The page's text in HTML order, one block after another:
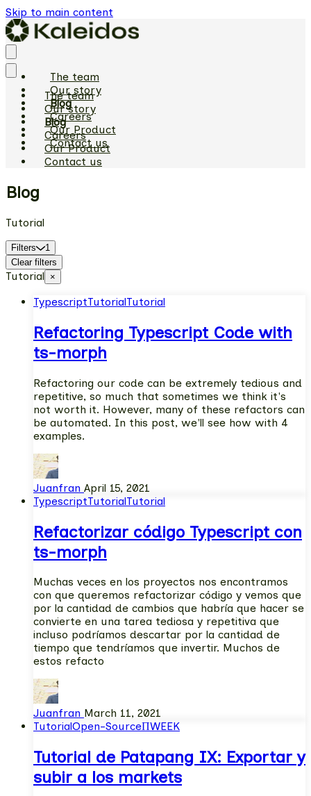
Skip to main content
The team
Our story
Blog
Careers
Our Product
Contact us
The team
Our story
Blog
Careers
Our Product
Contact us
Blog
Tutorial
Filters
1
Clear filters
Tutorial ×
TypescriptTutorialTutorial
Refactoring Typescript Code with
ts-morph
Refactoring our code can be extremely tedious and
repetitive, so much that sometimes we think it's
not worth it. However, many of these refactors can
be automated. In this post, we'll see how with 4
examples.
Juanfran April 15, 2021
TypescriptTutorialTutorial
Refactorizar código Typescript con
ts-morph
Muchas veces en los proyectos nos encontramos
con que queremos refactorizar código y vemos que
por la cantidad de cambios que habría que hacer se
convierte en una tarea tediosa y repetitiva que
incluso podríamos descartar por la cantidad de
tiempo que tendríamos que invertir. Muchos de
estos refacto
Juanfran March 11, 2021
TutorialOpen-SourceΠWEEK
Tutorial de Patapang IX: Exportar y
subir a los markets